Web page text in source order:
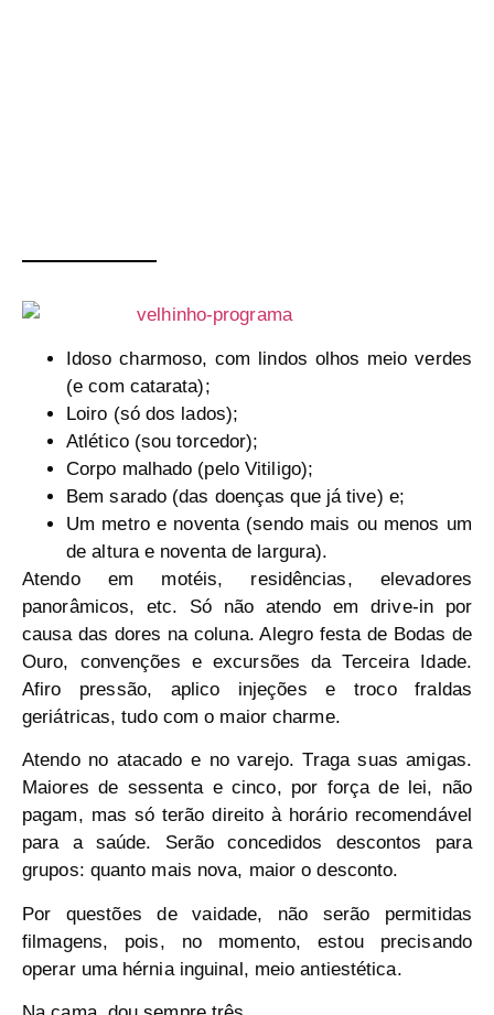
Idoso charmoso, com lindos olhos meio verdes
(e com catarata);
Loiro (só dos lados);
Atlético (sou torcedor);
Corpo malhado (pelo Vitiligo);
Bem sarado (das doenças que já tive) e;
Um metro e noventa (sendo mais ou menos um
de altura e noventa de largura).
Atendo em motéis, residências, elevadores
panorâmicos, etc. Só não atendo em drive-in por
causa das dores na coluna. Alegro festa de Bodas de
Ouro, convenções e excursões da Terceira Idade.
Afiro pressão, aplico injeções e troco fraldas
geriátricas, tudo com o maior charme.
Atendo no atacado e no varejo. Traga suas amigas.
Maiores de sessenta e cinco, por força de lei, não
pagam, mas só terão direito à horário recomendável
para a saúde. Serão concedidos descontos para
grupos: quanto mais nova, maior o desconto.
Por questões de vaidade, não serão permitidas
filmagens, pois, no momento, estou precisando
operar uma hérnia inguinal, meio antiestética.